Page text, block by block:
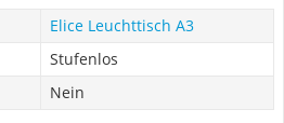
Elice Leuchttisch A3
Stufenlos
Nein